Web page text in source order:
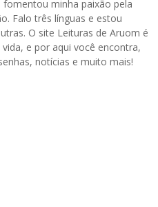
minha paixão pela
Falo três línguas e estou
O site Leituras de Aruom é
e por aqui você encontra,
notícias e muito mais!